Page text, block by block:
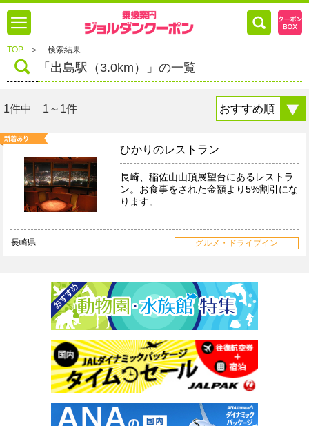
TOP ＞ 検索結果
「出島駅（3.0km）」の一覧
1件中 1～1件
ひかりのレストラン
長崎、稲佐山山頂展望台にあるレストラ
ン。お食事をされた金額より5%割引にな
ります。
長崎県 グルメ・ドライブイン